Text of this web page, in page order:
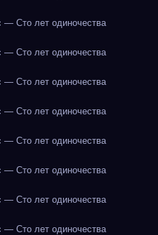
— Сто лет одиночества
— Сто лет одиночества
— Сто лет одиночества
— Сто лет одиночества
— Сто лет одиночества
— Сто лет одиночества
— Сто лет одиночества
— Сто лет одиночества